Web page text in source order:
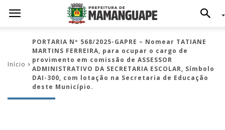
Início
PORTARIA Nº 568/2025-GAPRE – Nomear TATIANE
MARTINS FERREIRA, para ocupar o cargo de
provimento em comissão de ASSESSOR
ADMINISTRATIVO DA SECRETARIA ESCOLAR, Símbolo
DAI-300, com lotação na Secretaria de Educação
deste Município.